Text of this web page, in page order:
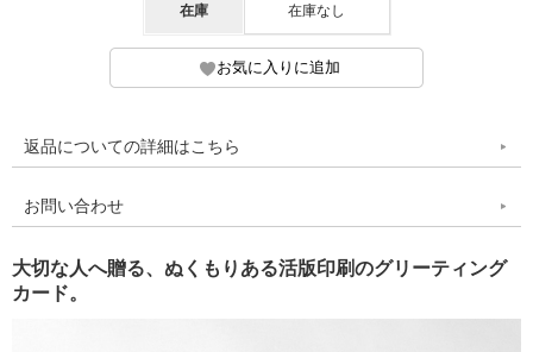
在庫 在庫なし
返品についての詳細はこちら
お問い合わせ
大切な人へ贈る、ぬくもりある活版印刷のグリーティング
カード。